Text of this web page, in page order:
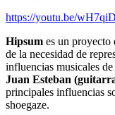
https://youtu.be/
Hipsum es un
de la necesidad de
influencias musicales
Juan Esteban
principales influencias
shoegaze.